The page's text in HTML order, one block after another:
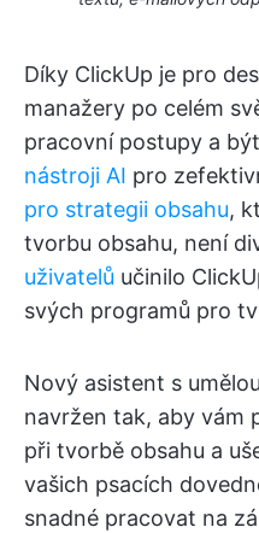
Díky ClickUp je pro
manažery po celém
pracovní postupy a
nástroji AI pro
pro strategii obsahu,
tvorbu obsahu, není
uživatelů učinilo
svých programů pro
Nový asistent s
navržen tak, aby vám
při tvorbě obsahu a
vašich psacích
snadné pracovat na